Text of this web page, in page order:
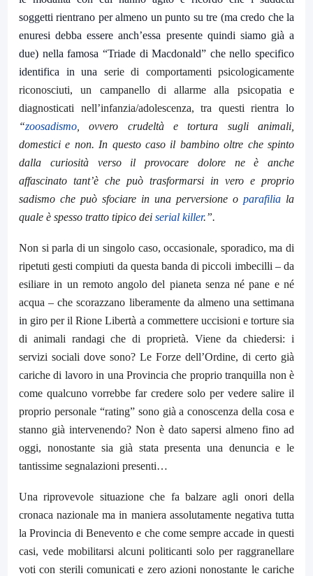
soggetti rientrano per almeno un punto su tre (ma credo che la
enuresi debba essere anch’essa presente quindi siamo già a
due) nella famosa “Triade di Macdonald” che nello specifico
identifica in una serie di comportamenti psicologicamente
riconosciuti, un campanello di allarme alla psicopatia e
diagnosticati nell’infanzia/adolescenza, tra questi rientra lo
“zoosadismo , ovvero crudeltà e tortura sugli animali,
domestici e non. In questo caso il bambino oltre che spinto
dalla curiosità verso il provocare dolore ne è anche
affascinato tant’è che può trasformarsi in vero e proprio
sadismo che può sfociare in una perversione o parafilia la
quale è spesso tratto tipico dei serial killer.”.
Non si parla di un singolo caso, occasionale, sporadico, ma di
ripetuti gesti compiuti da questa banda di piccoli imbecilli – da
esiliare in un remoto angolo del pianeta senza né pane e né
acqua – che scorazzano liberamente da almeno una settimana
in giro per il Rione Libertà a commettere uccisioni e torture sia
di animali randagi che di proprietà. Viene da chiedersi: i
servizi sociali dove sono? Le Forze dell’Ordine, di certo già
cariche di lavoro in una Provincia che proprio tranquilla non è
come qualcuno vorrebbe far credere solo per vedere salire il
proprio personale “rating” sono già a conoscenza della cosa e
stanno già intervenendo? Non è dato sapersi almeno fino ad
oggi, nonostante sia già stata presenta una denuncia e le
tantissime segnalazioni presenti…
Una riprovevole situazione che fa balzare agli onori della
cronaca nazionale ma in maniera assolutamente negativa tutta
la Provincia di Benevento e che come sempre accade in questi
casi, vede mobilitarsi alcuni politicanti solo per raggranellare
voti con sterili comunicati e zero azioni nonostante le cariche